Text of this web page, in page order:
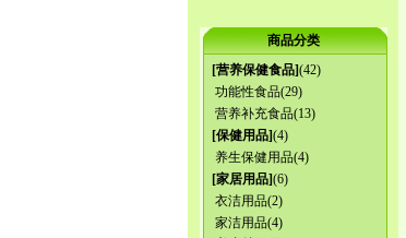
上门、货到付款业务。国内
统一产品订购客服热线：
4006-518-660
商品分类
[营养保健食品](42)
功能性食品(29)
营养补充食品(13)
[保健用品](4)
养生保健用品(4)
[家居用品](6)
衣洁用品(2)
家洁用品(4)